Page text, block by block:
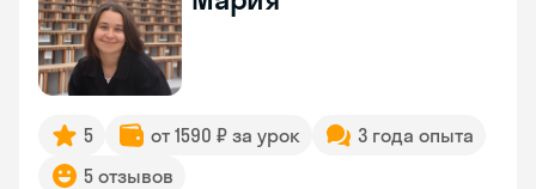
5 от 1590 ₽ за урок
3 года опыта
5 отзывов